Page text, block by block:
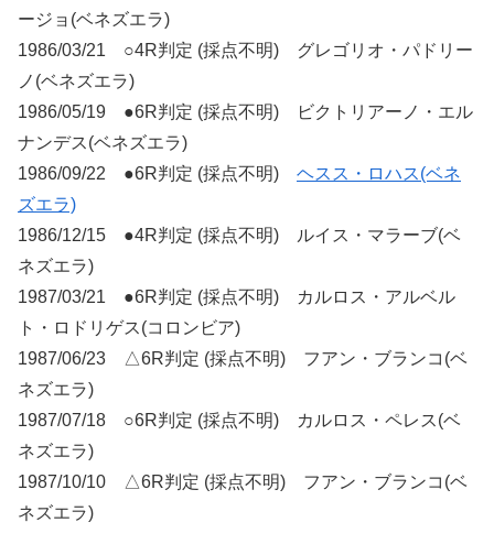
ージョ(ベネズエラ)
1986/03/21 ○4R判定 (採点不明) グレゴリオ・パドリー
ノ(ベネズエラ)
1986/05/19 ●6R判定 (採点不明) ビクトリアーノ・エル
ナンデス(ベネズエラ)
1986/09/22 ●6R判定 (採点不明) ヘスス・ロハス(ベネ
ズエラ)
1986/12/15 ●4R判定 (採点不明) ルイス・マラーブ(ベ
ネズエラ)
1987/03/21 ●6R判定 (採点不明) カルロス・アルベル
ト・ロドリゲス(コロンビア)
1987/06/23 △6R判定 (採点不明) フアン・ブランコ(ベ
ネズエラ)
1987/07/18 ○6R判定 (採点不明) カルロス・ペレス(ベ
ネズエラ)
1987/10/10 △6R判定 (採点不明) フアン・ブランコ(ベ
ネズエラ)